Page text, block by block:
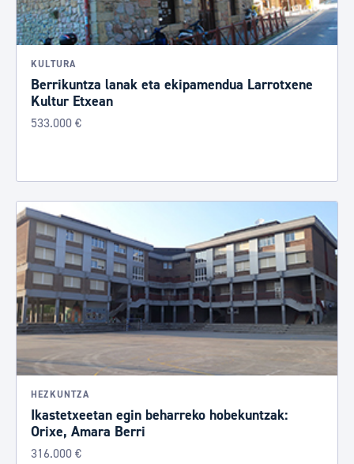
KULTURA
Berrikuntza lanak eta ekipamendua Larrotxene
Kultur Etxean
533.000 €
HEZKUNTZA
Ikastetxeetan egin beharreko hobekuntzak:
Orixe, Amara Berri
316.000 €